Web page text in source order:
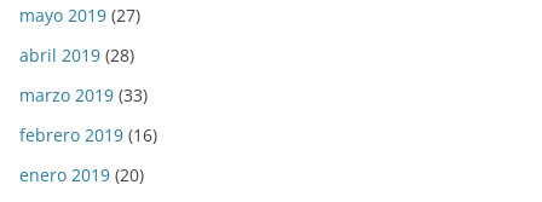
mayo 2019 (27)
abril 2019 (28)
marzo 2019 (33)
febrero 2019 (16)
enero 2019 (20)